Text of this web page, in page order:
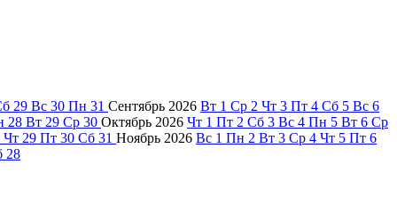
29 Вс 30 Пн 31 Сентябрь 2026 Вт 1 Ср 2 Чт 3 Пт 4 Сб 5 Вс 6
28 Вт 29 Ср 30 Октябрь 2026 Чт 1 Пт 2 Сб 3 Вс 4 Пн 5 Вт 6 Ср
Чт 29 Пт 30 Сб 31 Ноябрь 2026 Вс 1 Пн 2 Вт 3 Ср 4 Чт 5 Пт 6
28